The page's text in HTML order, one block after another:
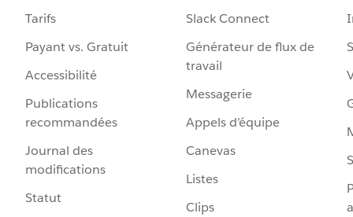
Tarifs
Payant vs. Gratuit
Accessibilité
Publications
recommandées
Journal des
modifications
Statut
Slack Connect
Générateur de flux de
travail
Messagerie
Appels d’équipe
Canevas
Listes
Clips